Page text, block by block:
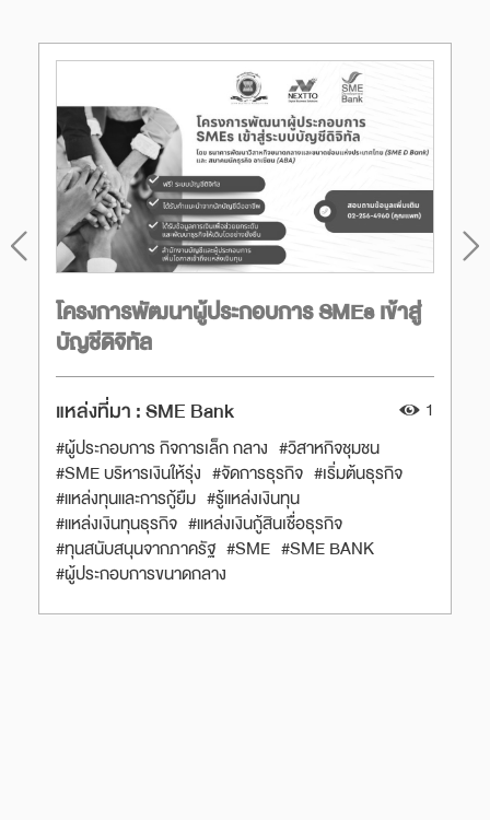
โครงการพัฒนาผู้ประกอบการ SMEs เข้าสู่
บัญชีดิจิทัล
แหล่งที่มา :SME Bank
#ผู้ประกอบการ กิจการเล็ก กลาง #วิสาหกิจชุมชน
#SME บริหารเงินให้รุ่ง #จัดการธุรกิจ #เริ่มต้นธุรกิจ
#แหล่งทุนและการกู้ยืม #รู้แหล่งเงินทุน
#แหล่งเงินทุนธุรกิจ #แหล่งเงินกู้สินเชื่อธุรกิจ
#ทุนสนับสนุนจากภาครัฐ #SME #SME BANK
#ผู้ประกอบการขนาดกลาง
1